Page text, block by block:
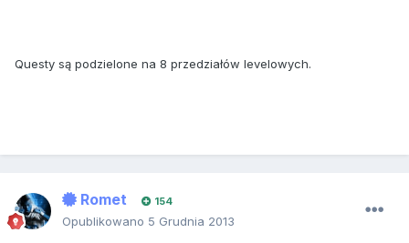
Questy są podzielone na 8 przedziałów levelowych.
Romet 154
Opublikowano 5 Grudnia 2013